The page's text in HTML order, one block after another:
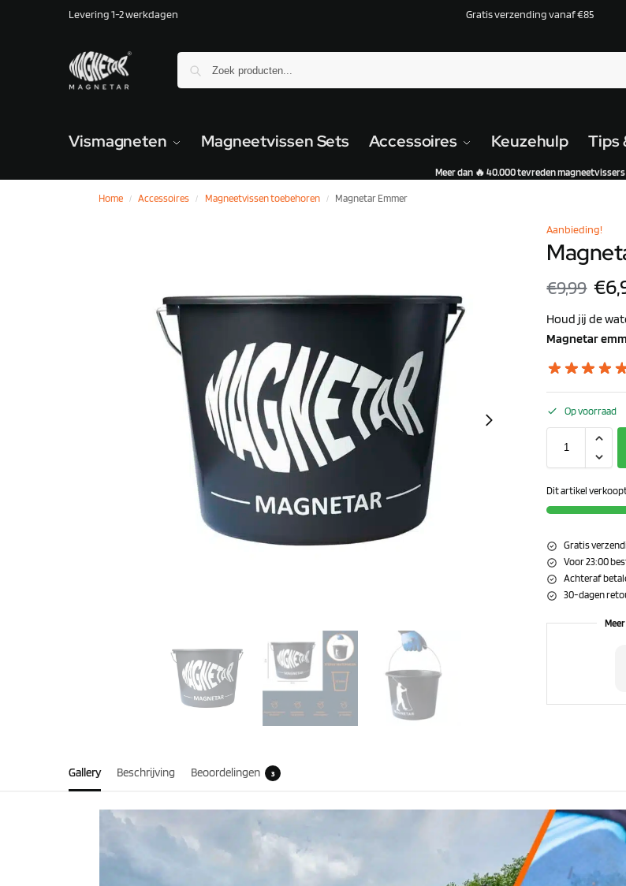
Levering 1-2 werkdagen Gratis verzending vanaf €85
Vismagneten Magneetvissen Sets Accessoires Keuzehulp Tips
Meer dan 🔥 40.000 tevreden magneetvissers
Home / Accessoires / Magneetvissen toebehoren / Magnetar Emmer
Aanbieding!
€9,99 €
Houd jij de
Magnetar
Op voorraad
Dit artikel
Gratis
Voor 23:00
Achteraf
30-dagen
Gallery Beschrijving Beoordelingen 3